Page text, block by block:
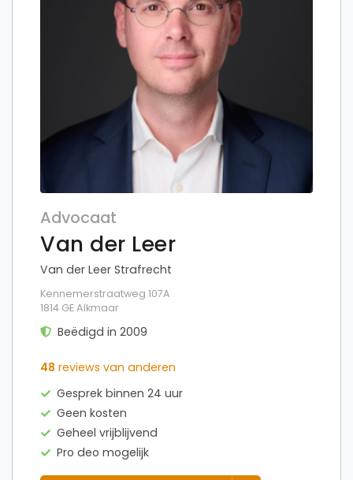
Advocaat
Van der Leer
Van der Leer Strafrecht
Kennemerstraatweg 107A
1814 GE Alkmaar
Beëdigd in 2009
48 reviews van anderen
Gesprek binnen 24 uur
Geen kosten
Geheel vrijblijvend
Pro deo mogelijk